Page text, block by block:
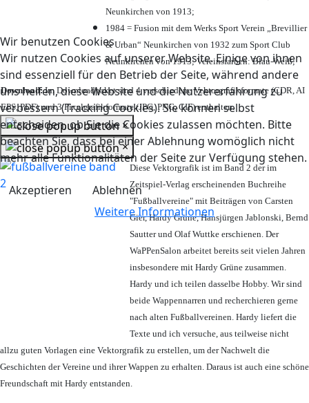
Wir benutzen Cookies
Wir nutzen Cookies auf unserer Website. Einige von ihnen
sind essenziell für den Betrieb der Seite, während andere
uns helfen, diese Website und die Nutzererfahrung zu
verbessern (Tracking Cookies). Sie können selbst
entscheiden, ob Sie die Cookies zulassen möchten. Bitte
beachten Sie, dass bei einer Ablehnung womöglich nicht
mehr alle Funktionalitäten der Seite zur Verfügung stehen.
Akzeptieren
Ablehnen
Weitere Informationen
Neunkirchen von 1913;
1984 = Fusion mit dem Werks Sport Verein „Brevillier
& Urban“ Neunkirchen von 1932 zum Sport Club
Neunkirchen von 1913; Vereinsfarben: Blau-Weiß;
Download:Im Downloadpaket sind 4 verschiedene Vektorgrafikformate (CDR, AI
EPS, PDF) und 3 Pixelgrafikformate (JPG, PNG, GIF) enthalten.
×
×
Diese Vektorgrafik ist im Band 2 der im
Zeitspiel-Verlag erscheinenden Buchreihe
"Fußballvereine" mit Beiträgen von Carsten
Gier, Hardy Grüne, Hansjürgen Jablonski, Bernd
Sautter und Olaf Wuttke erschienen. Der
WaPPenSalon arbeitet bereits seit vielen Jahren
insbesondere mit Hardy Grüne zusammen.
Hardy und ich teilen dasselbe Hobby. Wir sind
beide Wappennarren und recherchieren gerne
nach alten Fußballvereinen. Hardy liefert die
Texte und ich versuche, aus teilweise nicht
allzu guten Vorlagen eine Vektorgrafik zu erstellen, um der Nachwelt die
Geschichten der Vereine und ihrer Wappen zu erhalten. Daraus ist auch eine schöne
Freundschaft mit Hardy entstanden.